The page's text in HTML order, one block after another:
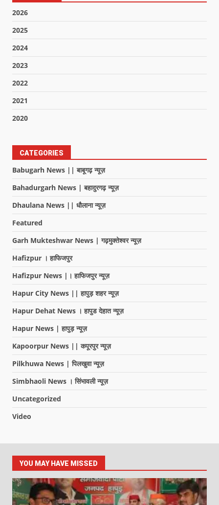
2026
2025
2024
2023
2022
2021
2020
CATEGORIES
Babugarh News || बाबूगढ़ न्यूज़
Bahadurgarh News | बहादुरगढ़ न्यूज़
Dhaulana News || धौलाना न्यूज़
Featured
Garh Mukteshwar News | गढ़मुक्तेश्वर न्यूज़
Hafizpur । हाफिजपुर
Hafizpur News |। हाफिजपुर न्यूज़
Hapur City News || हापुड़ शहर न्यूज़
Hapur Dehat News । हापुड देहात न्यूज़
Hapur News | हापुड़ न्यूज़
Kapoorpur News || कपूरपुर न्यूज़
Pilkhuwa News | पिलखुवा न्यूज़
Simbhaoli News । सिंभावली न्यूज़
Uncategorized
Video
YOU MAY HAVE MISSED